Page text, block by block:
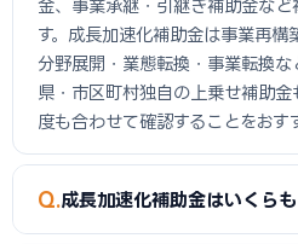
金、事業承継・引継ぎ補助金な
す。成長加速化補助金は事業再構
分野展開・業態転換・事業転換な
県・市区町村独自の上乗せ補助
度も合わせて確認することをおす
Q 成長加速化補助金はいくら